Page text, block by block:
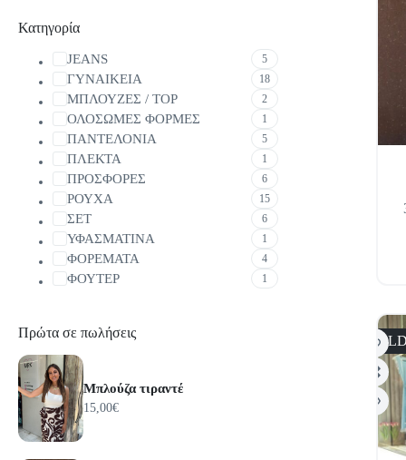
στη
σελίδα
του
Κατηγορία
JEANS 5
ΓΥΝΑΙΚΕΙΑ 18
ΜΠΛΟΥΖΕΣ / TOP 2
ΟΛΟΣΩΜΕΣ ΦΟΡΜΕΣ 1
ΠΑΝΤΕΛΟΝΙΑ 5
ΠΛΕΚΤΑ 1
ΠΡΟΣΦΟΡΕΣ 6
ΡΟΥΧΑ 15
ΣΕΤ 6
ΥΦΑΣΜΑΤΙΝΑ 1
ΦΟΡΕΜΑΤΑ 4
ΦΟΥΤΕΡ 1
Πρώτα σε πωλήσεις
Μπλούζα τιραντέ
15,00€